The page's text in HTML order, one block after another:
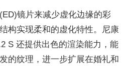
镜片来减少虚化边缘的彩
构实现柔和的虚化特性。尼康
S 还提供出色的渲染能力，能
的纹理，进一步扩展在婚礼和